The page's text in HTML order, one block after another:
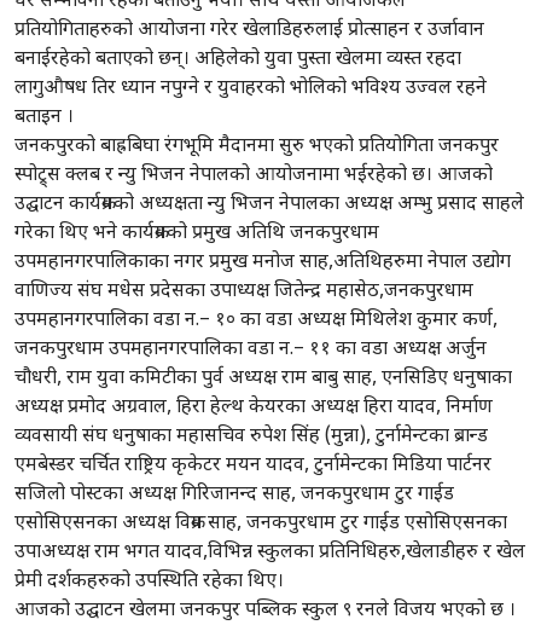
प्रतियोगिताहरुको आयोजना गरेर खेलाडिहरुलाई प्रोत्साहन र उर्जावान
बनाईरहेको बताएको छन्। अहिलेको युवा पुस्ता खेलमा व्यस्त रहदा
लागुऔषध तिर ध्यान नपुग्ने र युवाहरको भोलिको भविश्य उज्वल रहने
बताइन ।
जनकपुरको बाह्रबिघा रंगभूमि मैदानमा सुरु भएको प्रतियोगिता जनकपुर
स्पोट्र्स क्लब र न्यु भिजन नेपालको आयोजनामा भईरहेको छ। आजको
उद्घाटन कार्यक्रमको अध्यक्षता न्यु भिजन नेपालका अध्यक्ष अम्भु प्रसाद साहले
गरेका थिए भने कार्यक्रमको प्रमुख अतिथि जनकपुरधाम
उपमहानगरपालिकाका नगर प्रमुख मनोज साह,अतिथिहरुमा नेपाल उद्योग
वाणिज्य संघ मधेस प्रदेसका उपाध्यक्ष जितेन्द्र महासेठ,जनकपुरधाम
उपमहानगरपालिका वडा न.– १० का वडा अध्यक्ष मिथिलेश कुमार कर्ण,
जनकपुरधाम उपमहानगरपालिका वडा न.– ११ का वडा अध्यक्ष अर्जुन
चौधरी, राम युवा कमिटीका पुर्व अध्यक्ष राम बाबु साह, एनसिडिए धनुषाका
अध्यक्ष प्रमोद अग्रवाल, हिरा हेल्थ केयरका अध्यक्ष हिरा यादव, निर्माण
व्यवसायी संघ धनुषाका महासचिव रुपेश सिंह (मुन्ना), टुर्नामेन्टका ब्रान्ड
एमबेस्डर चर्चित राष्ट्रिय कृकेटर मयन यादव, टुर्नामेन्टका मिडिया पार्टनर
सजिलो पोस्टका अध्यक्ष गिरिजानन्द साह, जनकपुरधाम टुर गाईड
एसोसिएसनका अध्यक्ष विक्रम साह, जनकपुरधाम टुर गाईड एसोसिएसनका
उपाअध्यक्ष राम भगत यादव,विभिन्न स्कुलका प्रतिनिधिहरु,खेलाडीहरु र खेल
प्रेमी दर्शकहरुको उपस्थिति रहेका थिए।
आजको उद्घाटन खेलमा जनकपुर पब्लिक स्कुल ९ रनले विजय भएको छ ।